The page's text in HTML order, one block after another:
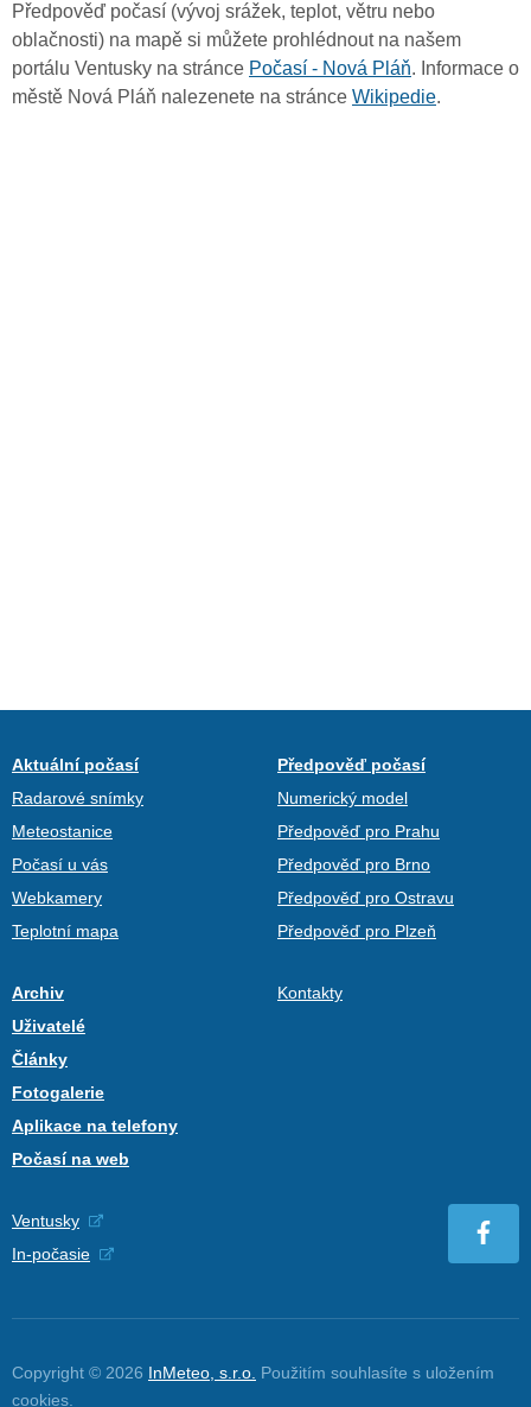
Předpověď počasí (vývoj srážek, teplot, větru nebo
oblačnosti) na mapě si můžete prohlédnout na našem
portálu Ventusky na stránce Počasí - Nová Pláň. Informace o
městě Nová Pláň nalezenete na stránce Wikipedie.
Aktuální počasí
Radarové snímky
Meteostanice
Počasí u vás
Webkamery
Teplotní mapa
Předpověď počasí
Numerický model
Předpověď pro Prahu
Předpověď pro Brno
Předpověď pro Ostravu
Předpověď pro Plzeň
Archiv
Uživatelé
Články
Fotogalerie
Aplikace na telefony
Počasí na web
Kontakty
Ventusky
In-počasie
Copyright © 2026 InMeteo, s.r.o. Použitím souhlasíte s uložením
cookies